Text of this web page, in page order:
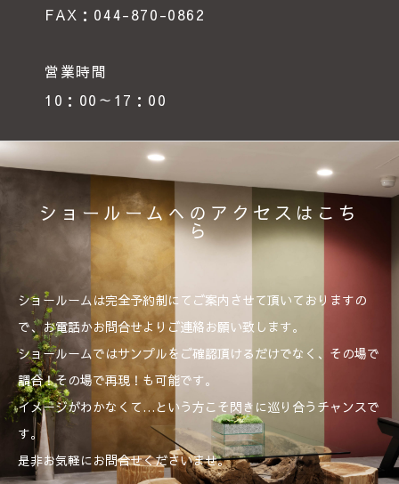
FAX：044-870-0862
営業時間
10：00～17：00
ショールームへのアクセスはこち
ら
ショールームは完全予約制にてご案内させて頂いておりますの
で、お電話かお問合せよりご連絡お願い致します。
ショールームではサンプルをご確認頂けるだけでなく、その場で
調合！その場で再現！も可能です。
イメージがわかなくて…という方こそ閃きに巡り合うチャンスで
す。
是非お気軽にお問合せくださいませ。